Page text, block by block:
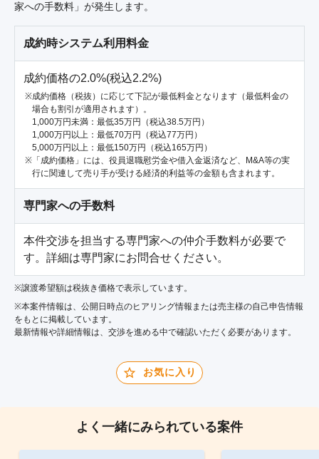
家への手数料」が発生します。
成約時システム利用料金
成約価格の2.0%(税込2.2%)
成約価格（税抜）に応じて下記が最低料金となります（最低料金の
場合も割引が適用されます）。
1,000万円未満：最低35万円（税込38.5万円）
1,000万円以上：最低70万円（税込77万円）
5,000万円以上：最低150万円（税込165万円）
「成約価格」には、役員退職慰労金や借入金返済など、M&A等の実
行に関連して売り手が受ける経済的利益等の金額も含まれます。
専門家への手数料
本件交渉を担当する専門家への仲介手数料が必要で
す。詳細は専門家にお問合せください。
※譲渡希望額は税抜き価格で表示しています。
※本案件情報は、公開日時点のヒアリング情報または売主様の自己申告情報
をもとに掲載しています。
最新情報や詳細情報は、交渉を進める中で確認いただく必要があります。
お気に入り
よく一緒にみられている案件